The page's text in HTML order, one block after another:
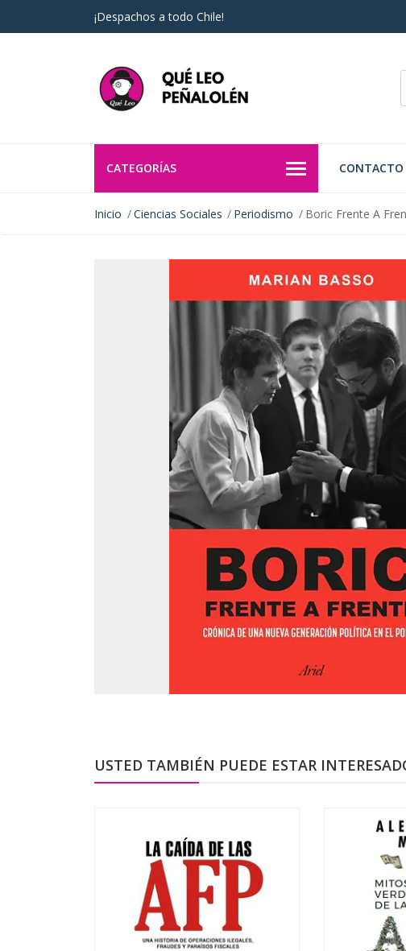
¡Despachos a todo Chile!
CATEGORÍAS CONTACTO
Inicio Ciencias Sociales Periodismo Boric Frente A
USTED TAMBIÉN PUEDE ESTAR